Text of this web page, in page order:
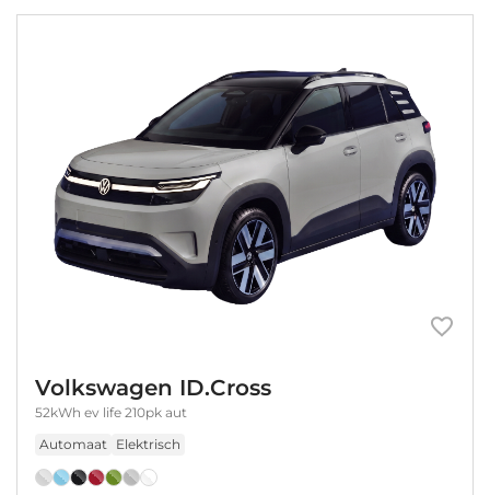
Volkswagen ID.Cross
52kWh ev life 210pk aut
Automaat
Elektrisch